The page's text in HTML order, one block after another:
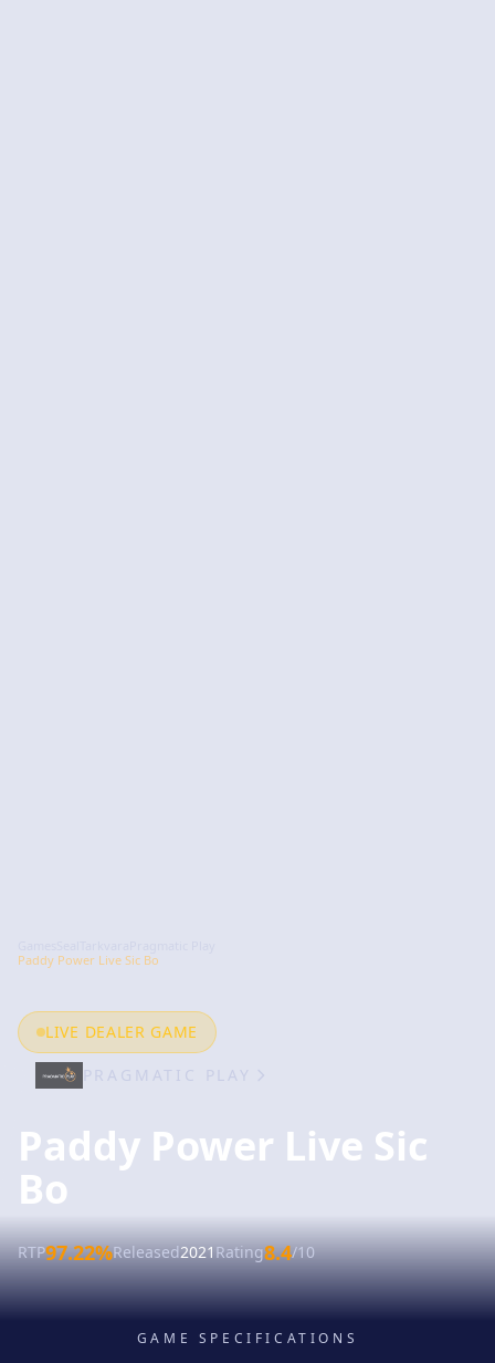
Paddy Power Live Sic Bo
LIVE DEALER GAME
PRAGMATIC PLAY
Paddy Power Live Sic
Bo
RTP97.22%Released2021Rating8.4/10
GAME SPECIFICATIONS